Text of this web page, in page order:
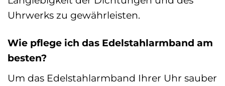
Uhrwerks zu gewährleisten.
Wie pflege ich das Edelstahlarmband am
besten?
Um das Edelstahlarmband Ihrer Uhr sauber